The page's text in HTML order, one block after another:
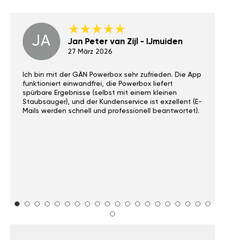
JA Jan Peter van Zijl - IJmuiden
27 März 2026
Ich bin mit der GÄN Powerbox sehr zufrieden. Die App
funktioniert einwandfrei, die Powerbox liefert
spürbare Ergebnisse (selbst mit einem kleinen
Staubsauger), und der Kundenservice ist exzellent (E-
Mails werden schnell und professionell beantwortet).